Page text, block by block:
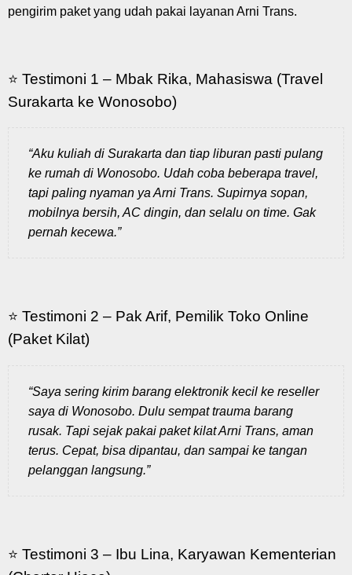
pengirim paket yang udah pakai layanan Arni Trans.
⭐ Testimoni 1 – Mbak Rika, Mahasiswa (Travel
Surakarta ke Wonosobo)
“Aku kuliah di Surakarta dan tiap liburan pasti pulang
ke rumah di Wonosobo. Udah coba beberapa travel,
tapi paling nyaman ya Arni Trans. Supirnya sopan,
mobilnya bersih, AC dingin, dan selalu on time. Gak
pernah kecewa.”
⭐ Testimoni 2 – Pak Arif, Pemilik Toko Online
(Paket Kilat)
“Saya sering kirim barang elektronik kecil ke reseller
saya di Wonosobo. Dulu sempat trauma barang
rusak. Tapi sejak pakai paket kilat Arni Trans, aman
terus. Cepat, bisa dipantau, dan sampai ke tangan
pelanggan langsung.”
⭐ Testimoni 3 – Ibu Lina, Karyawan Kementerian